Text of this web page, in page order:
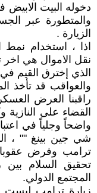
دخوله البيت الابيض
والمتطورة عبر
الزيارة .
اذا ، استخدام
نقل الاموال هي اخر
الذي إخترق القيم
والعواقب قد تأخذ
راقبنا العرض
القضاء على النازية
واضحاً وجلياً في
شي جين بينغ "" ،
ترامب وفرض
تحقيق السلام بين
المجتمع الدولي.